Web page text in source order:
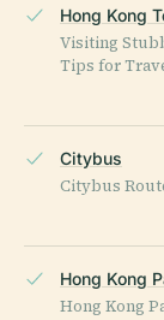
Hong Kong
Visiting
Tips for
Citybus
Citybus
Hong Kong
Hong Kong